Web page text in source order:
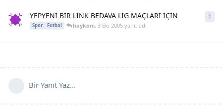
YEPYENİ BİR LİNK BEDAVA LİG MAÇLARI İÇİN
Spor Futbol haykoni, 3 Eki 2005yanıtladı
1
Bir Yanıt Yaz...